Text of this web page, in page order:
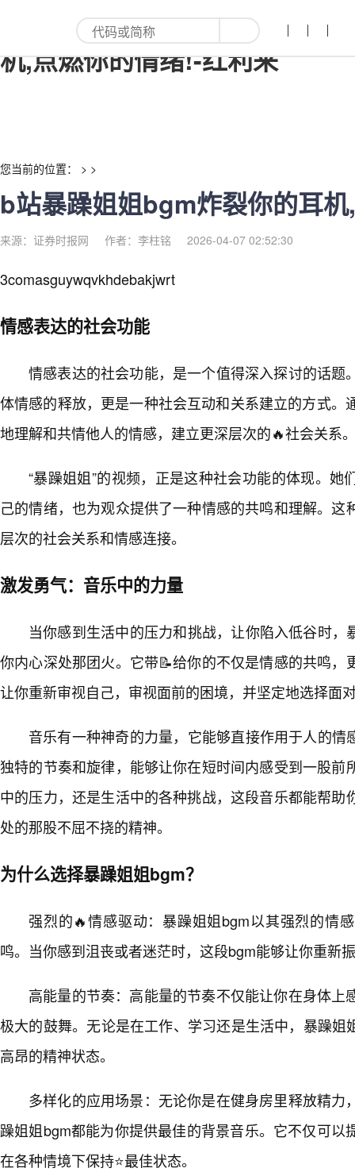
b站暴躁姐姐bgm炸裂你的耳
机,点燃你的情绪!-红利来
您当前的位置： > >
b站暴躁姐姐bgm炸裂你的耳
来源：证券时报网 作者：李柱铭 2026-04-07 02:52:30
3comasguywqvkhdebakjwrt
情感表达的社会功能
情感表达的社会功能，是一个值得深入探讨的话题
体情感的释放，更是一种社会互动和关系建立的方式。
地理解和共情他人的情感，建立更深层次的🔥社会关系
“暴躁姐姐”的视频，正是这种社会功能的体现。她
己的情绪，也为观众提供了一种情感的共鸣和理解。这
层次的社会关系和情感连接。
激发勇气：音乐中的力量
当你感到生活中的压力和挑战，让你陷入低谷时
你内心深处那团火。它带📝给你的不仅是情感的共鸣，
让你重新审视自己，审视面前的困境，并坚定地选择面
音乐有一种神奇的力量，它能够直接作用于人的情
独特的节奏和旋律，能够让你在短时间内感受到一股前
中的压力，还是生活中的各种挑战，这段音乐都能帮助
处的那股不屈不挠的精神。
为什么选择暴躁姐姐bgm？
强烈的🔥情感驱动：暴躁姐姐bgm以其强烈的情
鸣。当你感到沮丧或者迷茫时，这段bgm能够让你重新
高能量的节奏：高能量的节奏不仅能让你在身体上
极大的鼓舞。无论是在工作、学习还是生活中，暴躁姐
高昂的精神状态。
多样化的应用场景：无论你是在健身房里释放精力
躁姐姐bgm都能为你提供最佳的背景音乐。它不仅可以
在各种情境下保持⭐最佳状态。